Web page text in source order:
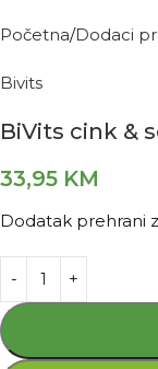
Početna Dodaci
Bivits
BiVits cink &
33,95 KM
Dodatak prehrani